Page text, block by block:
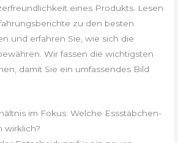
eines Produkts. Lesen
zu den besten
und erfahren Sie, wie sich die
Wir fassen die wichtigsten
damit Sie ein umfassendes Bild
im Fokus: Welche Essstäbchen-
wirklich?